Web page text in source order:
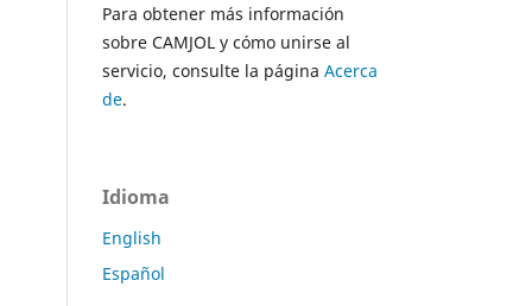
Para obtener más información
sobre CAMJOL y cómo unirse al
servicio, consulte la página Acerca
de.
Idioma
English
Español